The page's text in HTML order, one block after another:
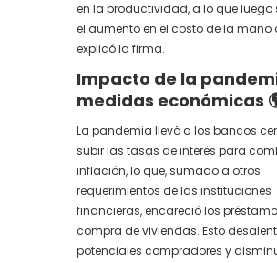
en la productividad, a lo que luego
el aumento en el costo de la mano
explicó la firma.
Impacto de la
medidas económicas
La pandemia llevó a los bancos
subir las tasas de interés para
inflación, lo que, sumado a otros
requerimientos de las instituciones
financieras, encareció los
compra de viviendas. Esto
potenciales compradores y